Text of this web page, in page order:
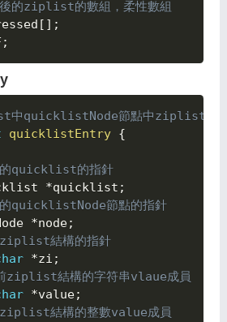
的ziplist的數組，柔性數組
[ ] ;
;
quicklistNode節點中ziplist信息
quicklistEntry {
quicklist的指針
*quicklist ;
quicklistNode節點的指針
*node;
結構的指針
*zi ;
ziplist結構的字符串vlaue成員
*value;
結構的整數value成員